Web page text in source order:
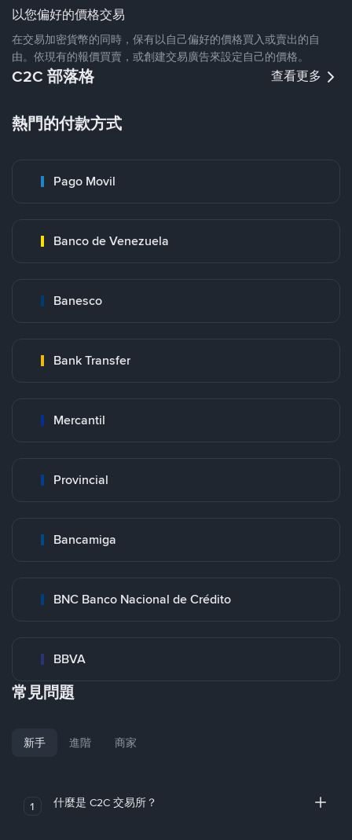
以您偏好的價格交易
在交易加密貨幣的同時，保有以自己偏好的價格買入或賣出的自
由。依現有的報價買賣，或創建交易廣告來設定自己的價格。
C2C 部落格 查看更多
熱門的付款方式
Pago Movil
Banco de Venezuela
Banesco
Bank Transfer
Mercantil
Provincial
Bancamiga
BNC Banco Nacional de Crédito
BBVA
常見問題
新手 進階 商家
1 什麼是 C2C 交易所？